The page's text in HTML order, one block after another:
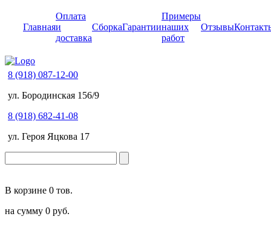
Главная
Оплата
и
доставка
СборкаГарантии
Примеры
наших
работ
Отзывы
8 (918) 087-12-00
ул. Бородинская 156/9
8 (918) 682-41-08
ул. Героя Яцкова 17
В корзине 0 тов.
на сумму 0 руб.